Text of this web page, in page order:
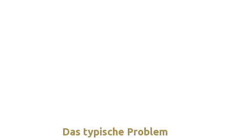
Das typische Problem